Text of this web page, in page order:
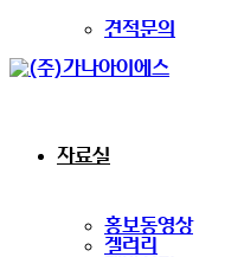
견적문의
자료실
홍보동영상
겔러리